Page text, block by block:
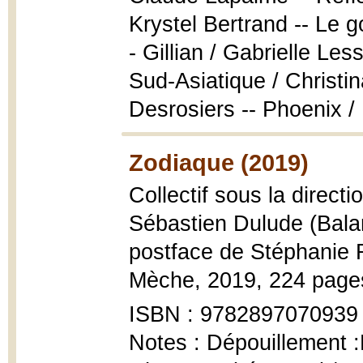
Krystel Bertrand -- Le
- Gillian / Gabrielle
Sud-Asiatique /
Desrosiers -- Phoenix
Zodiaque (2019)
Collectif sous la
Sébastien Dulude
postface de Stéphanie
Mèche, 2019, 224
ISBN : 9782897070939
Notes : Dépouillement